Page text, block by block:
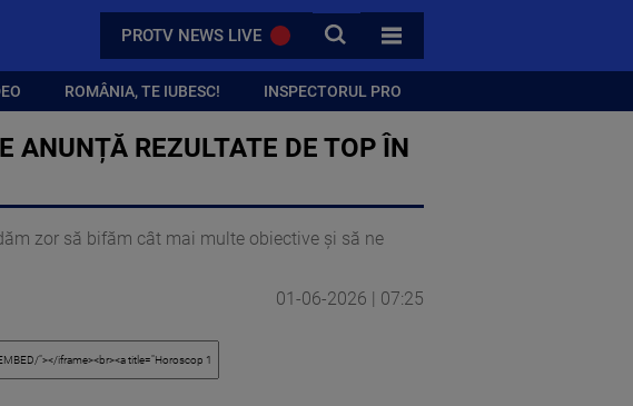
PROTV NEWS LIVE CAUTA
TOATE CATEGORIILE
ROMÂNIA, TE IUBESC! INSPECTORUL PRO
ANUNȚĂ REZULTATE DE TOP ÎN
zor să bifăm cât mai multe obiective și să ne
01-06-2026 | 07:25